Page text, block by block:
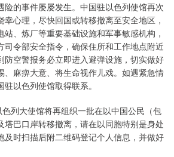
险的事件屡屡发生。中国驻以色列使馆再次
心理，尽快回国或转移撤离至安全地区，
、炼厂等重要基础设施和军事敏感机构，
司令部安全指令，确保住所和工作地点附近
防空警报务必立即进入避弹设施，切实做好
、麻痹大意、将生命视作儿戏。如遇紧急情
以色列使馆取得联系。
大使馆将再组织一批在以中国公民（包
塔巴口岸转移撤离，请在以同胞特别是身处
及时扫描后附二维码登记个人信息，并做好